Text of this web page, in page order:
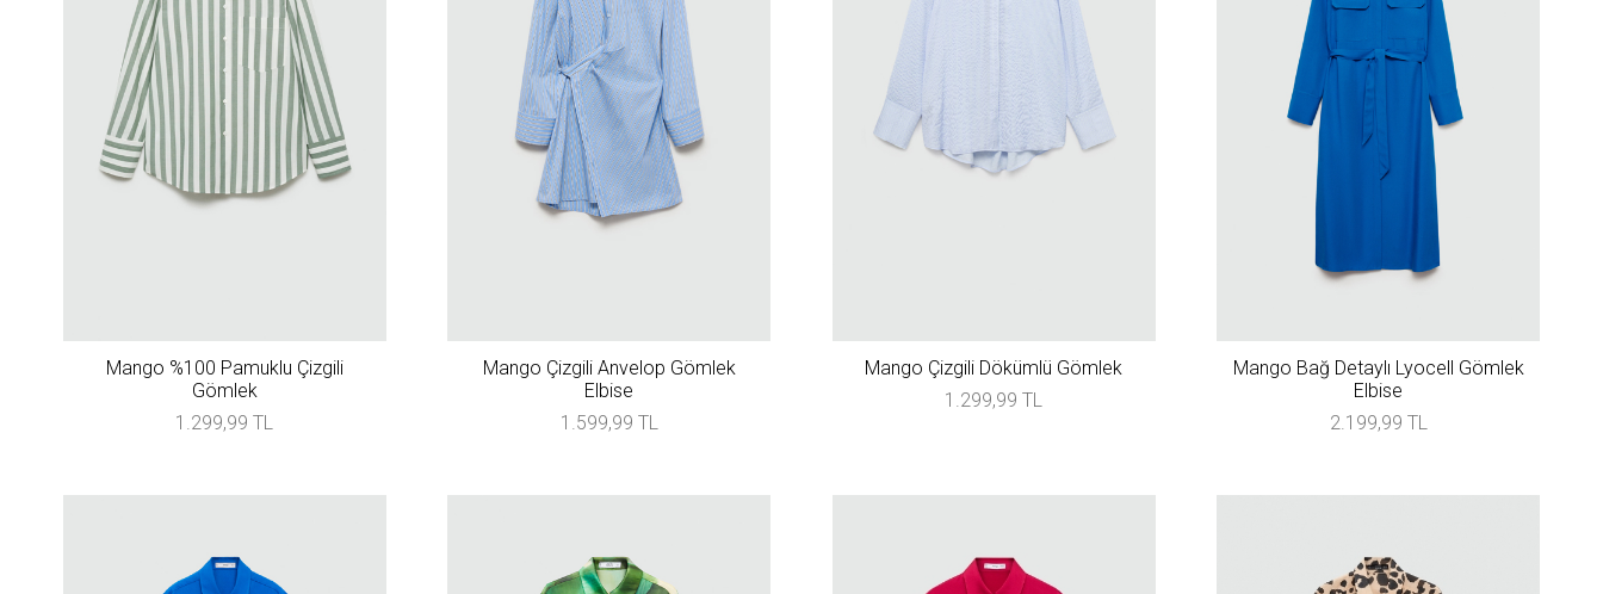
Mango %100 Pamuklu Çizgili
Gömlek
1.299,99 TL
Mango Çizgili Anvelop Gömlek
Elbise
1.599,99 TL
Mango Çizgili Dökümlü Gömlek
1.299,99 TL
Mango Bağ Detaylı Lyocell Gömlek
Elbise
2.199,99 TL